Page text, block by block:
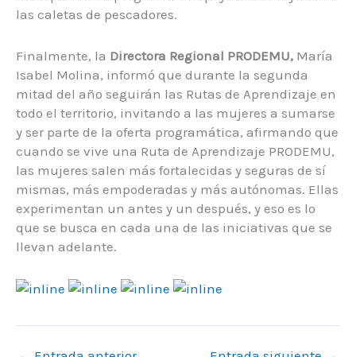
las caletas de pescadores.
Finalmente, la Directora Regional PRODEMU, María
Isabel Molina, informó que durante la segunda
mitad del año seguirán las Rutas de Aprendizaje en
todo el territorio, invitando a las mujeres a sumarse
y ser parte de la oferta programática, afirmando que
cuando se vive una Ruta de Aprendizaje PRODEMU,
las mujeres salen más fortalecidas y seguras de sí
mismas, más empoderadas y más autónomas. Ellas
experimentan un antes y un después, y eso es lo
que se busca en cada una de las iniciativas que se
llevan adelante.